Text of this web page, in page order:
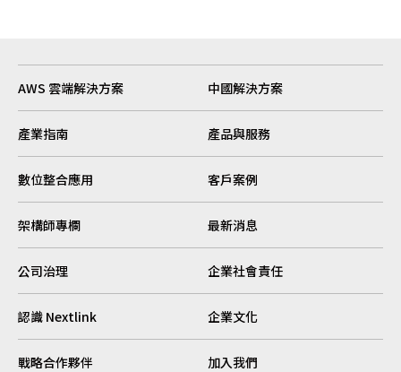
AWS 雲端解決方案 中國解決方案
產業指南 產品與服務
數位整合應用 客戶案例
架構師專欄 最新消息
公司治理 企業社會責任
認識 Nextlink 企業文化
戰略合作夥伴 加入我們